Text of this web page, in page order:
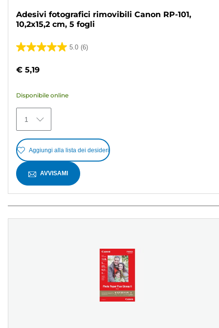
Adesivi fotografici rimovibili Canon RP-101,
10,2x15,2 cm, 5 fogli
5.0 (6)
5.0
5
6
recensioni
€ 5,19
Disponibile online
1
Aggiungi alla lista dei desideri
AVVISAMI